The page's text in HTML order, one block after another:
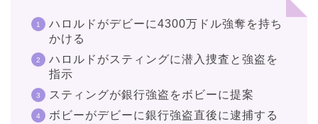
ハロルドがデビーに4300万ドル強奪を持ち
かける
ハロルドがスティングに潜入捜査と強盗を
指示
スティングが銀行強盗をボビーに提案
ボビーがデビーに銀行強盗直後に逮捕する